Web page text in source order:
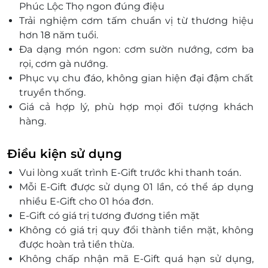
119 Phú Lợi, Thủ Dầu Một, Bình Dương
728 Huỳnh Tấn Phát, P. Tân Phú, Quận 7, Hồ Chí
Minh
223 Nguyễn Thị Thập, P. Tân Phú, Quận 7, Hồ Chí
Minh
171 Nguyễn Văn Quá, P. Tân Hưng Thuận, Quận 12, Hồ
Chí Minh
152 Huỳnh Thiện Lộc, P. Hòa Thạnh, Quận Tân Phú,
Hồ Chí Minh
Thủ Đức, Hồ Chí Minh
353 Sư Vạn Hạnh, phường 12, Quận 10, Hồ Chí Minh
05 Vườn Lài, P. Phú Thọ Hòa, Quận Tân Phú, Hồ Chí
Minh
539 Phan Văn Trị, P. 5, Quận Gò Vấp, Hồ Chí Minh
12/6 Tô Ký, Tổ 6, KP3 P. Tân Chánh Hiệp, Quận 12, Hồ
Chí Minh
743-745 Kha Vạn Cân, P. Linh Tây, Thủ Đức, Hồ Chí
Phúc Lộc Thọ ngon đúng điệu
Trải nghiệm cơm tấm chuẩn vị từ thương hiệu
hơn 18 năm tuổi.
Đa dạng món ngon: cơm sườn nướng, cơm ba
rọi, cơm gà nướng.
Phục vụ chu đáo, không gian hiện đại đậm chất
truyền thống.
Giá cả hợp lý, phù hợp mọi đối tượng khách
hàng.
thân.
Sử dụng dễ dàng với thẻ quà tặng LifeLink tiện
lợi.
Mang đến trải nghiệm ẩm thực tuyệt vời tại Sài
Gòn.
Điều kiện sử dụng
Vui lòng xuất trình E-Gift trước khi thanh toán.
Mỗi E-Gift được sử dụng 01 lần, có thể áp dụng
nhiều E-Gift cho 01 hóa đơn.
E-Gift có giá trị tương đương tiền mặt
Không có giá trị quy đổi thành tiền mặt, không
được hoàn trả tiền thừa.
Không chấp nhận mã E-Gift quá hạn sử dụng,